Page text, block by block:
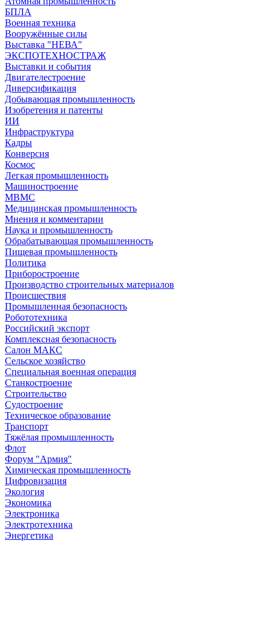
БПЛА
Военная техника
Вооружённые силы
Выставка "НЕВА"
ЭКСПОТЕХНОСТРАЖ
Выставки и события
Двигателестроение
Диверсификация
Добывающая промышленность
Изобретения и патенты
ИИ
Инфраструктура
Кадры
Конверсия
Космос
Легкая промышленность
Машиностроение
МВМС
Медицинская промышленность
Мнения и комментарии
Наука и промышленность
Обрабатывающая промышленность
Пищевая промышленность
Политика
Приборостроение
Производство строительных материалов
Происшествия
Промышленная безопасность
Робототехника
Российский экспорт
Комплексная безопасность
Салон МАКС
Сельское хозяйство
Специальная военная операция
Станкостроение
Строительство
Судостроение
Техническое образование
Транспорт
Тяжёлая промышленность
Флот
Форум "Армия"
Химическая промышленность
Цифровизация
Экология
Экономика
Электроника
Электротехника
Энергетика